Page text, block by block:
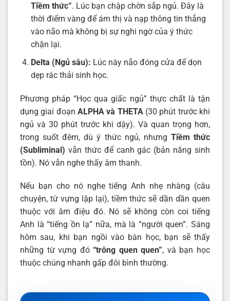
Tiềm thức”. Lúc bạn chập chờn sắp ngủ. Đây là
thời điểm vàng để ám thị và nạp thông tin thẳng
vào não mà không bị sự nghi ngờ của ý thức
chặn lại.
Delta (Ngủ sâu): Lúc này não đóng cửa để dọn
dẹp rác thải sinh học.
Phương pháp “Học qua giấc ngủ” thực chất là tận
dụng giai đoạn ALPHA và THETA(30 phút trước khi
ngủ và 30 phút trước khi dậy). Và quan trọng hơn,
trong suốt đêm, dù ý thức ngủ, nhưng Tiềm thức
(Subliminal) vẫn thức để canh gác (bản năng sinh
tồn). Nó vẫn nghe thấy âm thanh.
Nếu bạn cho nó nghe tiếng Anh nhẹ nhàng (câu
chuyện, từ vựng lặp lại), tiềm thức sẽ dần dần quen
thuộc với âm điệu đó. Nó sẽ không còn coi tiếng
Anh là “tiếng ồn lạ” nữa, mà là “người quen”. Sáng
hôm sau, khi bạn ngồi vào bàn học, bạn sẽ thấy
những từ vựng đó“trông quen quen”, và bạn học
thuộc chúng nhanh gấp đôi bình thường.